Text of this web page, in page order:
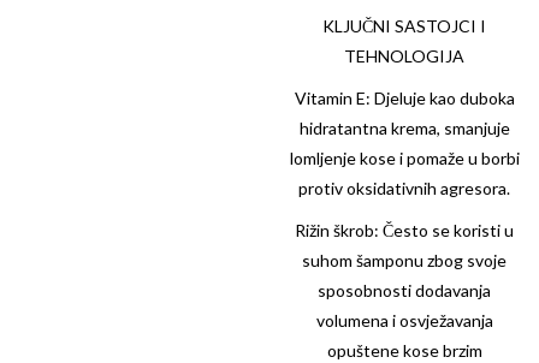
KLJUČNI SASTOJCI I
TEHNOLOGIJA
Vitamin E: Djeluje kao duboka
hidratantna krema, smanjuje
lomljenje kose i pomaže u borbi
protiv oksidativnih agresora.
Rižin škrob: Često se koristi u
suhom šamponu zbog svoje
sposobnosti dodavanja
volumena i osvježavanja
opuštene kose brzim